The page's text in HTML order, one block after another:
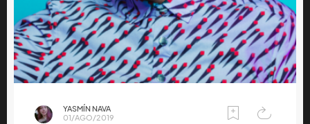
YASMÍN NAVA
01/AGO/2019